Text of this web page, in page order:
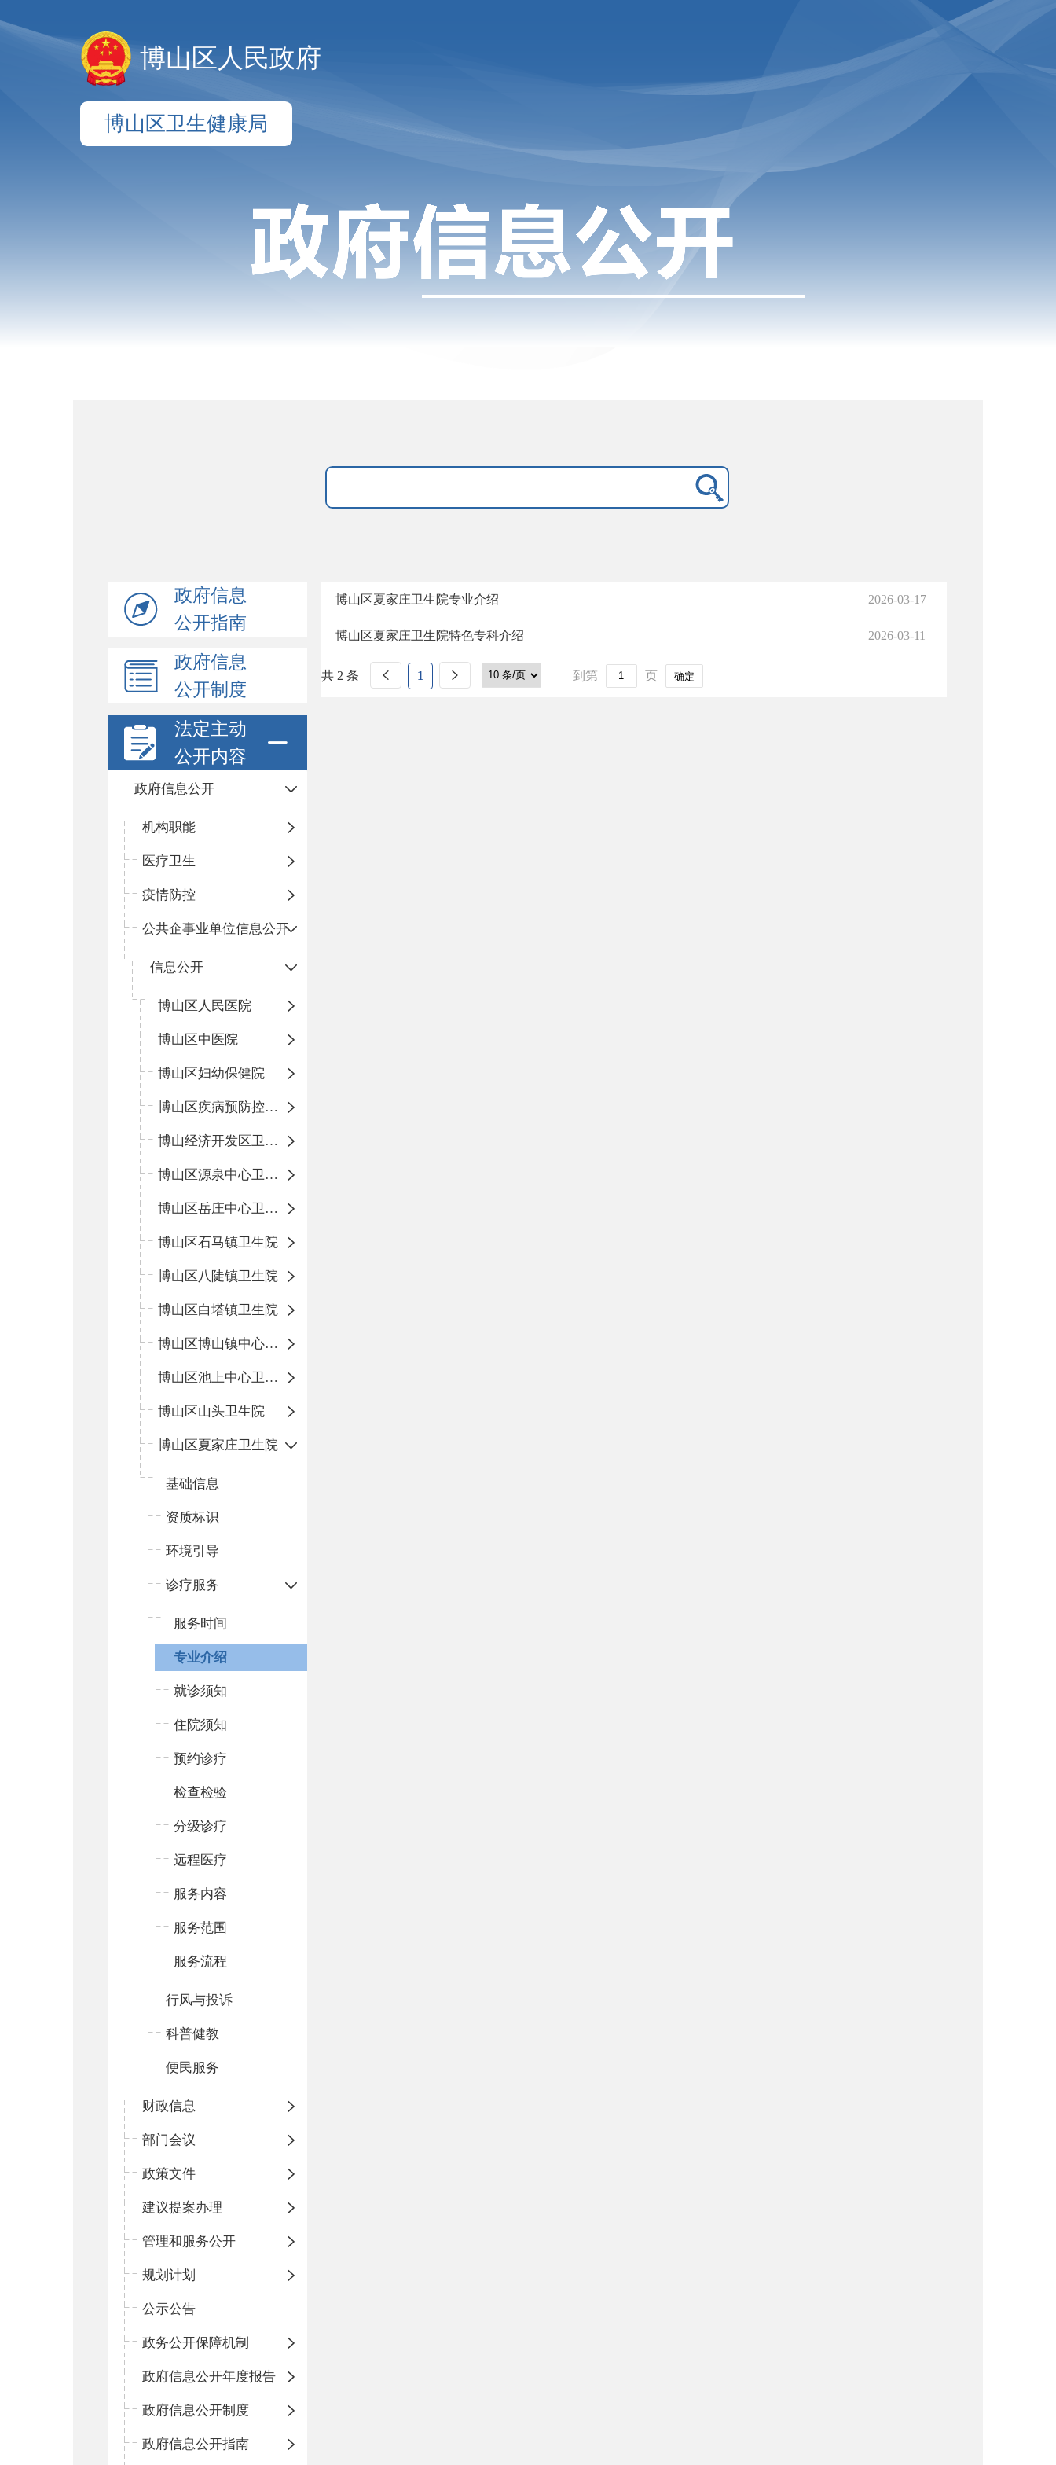
博山区人民政府
博山区卫生健康局
政府信息
公开指南
政府信息
公开制度
法定主动
公开内容
政府信息公开
机构职能
医疗卫生
疫情防控
公共企事业单位信息公开
信息公开
​博山区人民医院
博山区中医院
博山区妇幼保健院
博山区疾病预防控制中心
博山经济开发区卫生院
博山区源泉中心卫生院（博山区第二人民医院）
博山区岳庄中心卫生院
博山区石马镇卫生院
博山区八陡镇卫生院
博山区白塔镇卫生院
博山区博山镇中心卫生院（南院区、北院区）
博山区池上中心卫生院
博山区山头卫生院
博山区夏家庄卫生院
基础信息
资质标识
环境引导
诊疗服务
服务时间
专业介绍
就诊须知
住院须知
预约诊疗
检查检验
分级诊疗
远程医疗
服务内容
服务范围
服务流程
行风与投诉
科普健教
便民服务
财政信息
部门会议
政策文件
建议提案办理
管理和服务公开
规划计划
公示公告
政务公开保障机制
政府信息公开年度报告
政府信息公开制度
政府信息公开指南
博山区夏家庄卫生院专业介绍 2026-03-17
博山区夏家庄卫生院特色专科介绍 2026-03-11
共 2 条 1 到第 页 确定